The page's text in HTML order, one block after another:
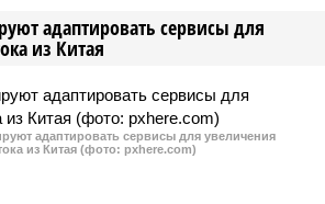
адаптировать сервисы для
из Китая
адаптировать сервисы для увеличения
из Китая (фото: pxhere.com)